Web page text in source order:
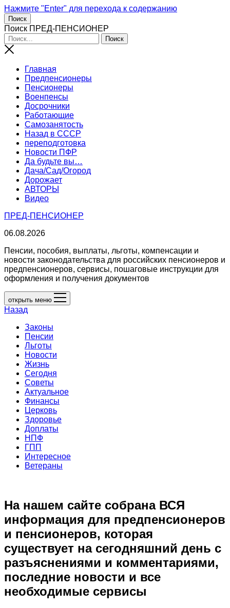
Нажмите "Enter" для перехода к содержанию
Поиск
Поиск ПРЕД-ПЕНСИОНЕР
Главная
Предпенсионеры
Пенсионеры
Военпенсы
Досрочники
Работающие
Самозанятость
Назад в СССР
переподготовка
Новости ПФР
Да будьте вы…
Дача/Сад/Огород
Дорожает
АВТОРЫ
Видео
ПРЕД-ПЕНСИОНЕР
06.08.2026
Пенсии, пособия, выплаты, льготы, компенсации и
новости законодательства для российских пенсионеров и
предпенсионеров, сервисы, пошаговые инструкции для
оформления и получения документов
открыть меню
Назад
Законы
Пенсии
Льготы
Новости
Жизнь
Сегодня
Советы
Актуальное
Финансы
Церковь
Здоровье
Доплаты
НПФ
ГПП
Интересное
Ветераны
На нашем сайте собрана ВСЯ
информация для предпенсионеров
и пенсионеров, которая
существует на сегодняшний день с
разъяснениями и комментариями,
последние новости и все
необходимые сервисы